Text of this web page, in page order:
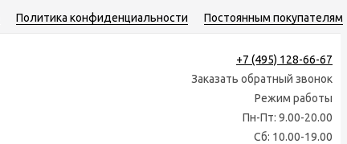
Политика конфиденциальности Постоянным покупателям
+7 (495) 128-66-67
Заказать обратный звонок
Режим работы
Пн-Пт: 9.00-20.00
Сб: 10.00-19.00